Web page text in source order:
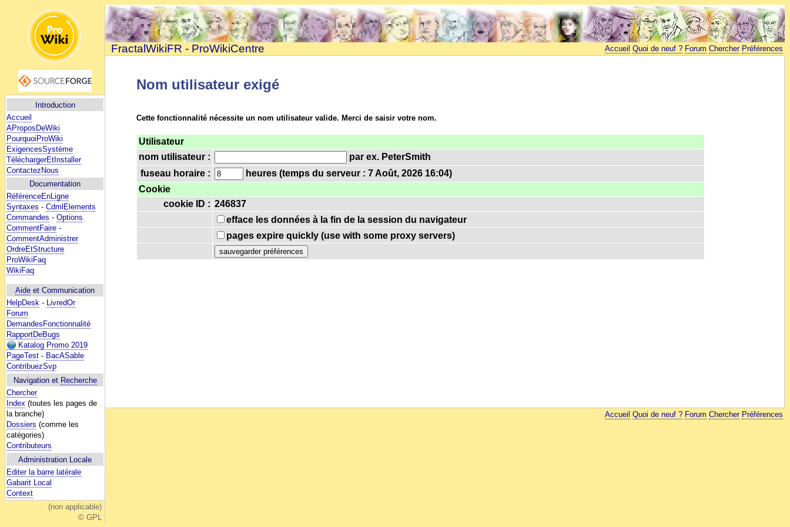
Introduction
Accueil
AProposDeWiki
PourquoiProWiki
ExigencesSystème
TéléchargerEtInstaller
ContactezNous
Documentation
RéférenceEnLigne
Syntaxes - CdmlElements
Commandes - Options
CommentFaire -
CommentAdministrer
OrdreEtStructure
ProWikiFaq
WikiFaq
Aide et Communication
HelpDesk - LivredOr
Forum
DemandesFonctionnalité
RapportDeBugs
Katalog Promo 2019
PageTest - BacASable
ContribuezSvp
Navigation et Recherche
Chercher
Index (toutes les pages de
la branche)
Dossiers (comme les
catégories)
Contributeurs
Administration Locale
Editer la barre latérale
Gabarit Local
Context
(non applicable)
© GPL
FractalWikiFR - ProWikiCentre Accueil Quoi de neuf ? Forum Chercher Préférences
Nom utilisateur exigé
Cette fonctionnalité nécessite un nom utilisateur valide. Merci de saisir votre nom.
Utilisateur
nom utilisateur :
par ex. PeterSmith
fuseau horaire :
heures (temps du serveur : 7 Août, 2026 16:04)
Cookie
cookie ID : 246837
efface les données à la fin de la session du navigateur
pages expire quickly (use with some proxy servers)
Accueil Quoi de neuf ? Forum Chercher Préférences